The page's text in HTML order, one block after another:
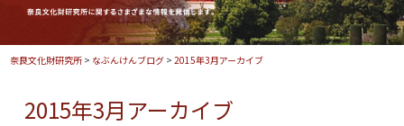
奈良文化財研究所 > なぶんけんブログ >2015年3月アーカイブ
2015年3月アーカイブ